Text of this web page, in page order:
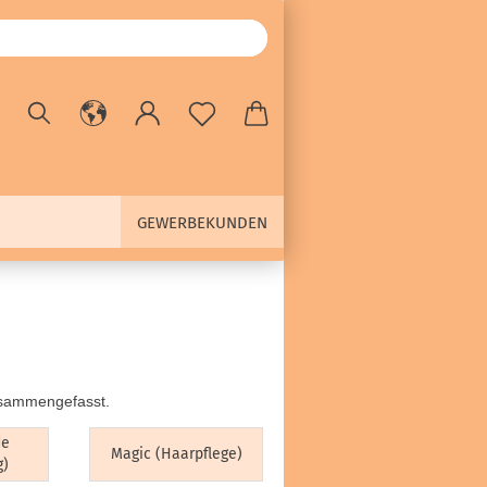
GEWERBEKUNDEN
Magic (Haarpflege)